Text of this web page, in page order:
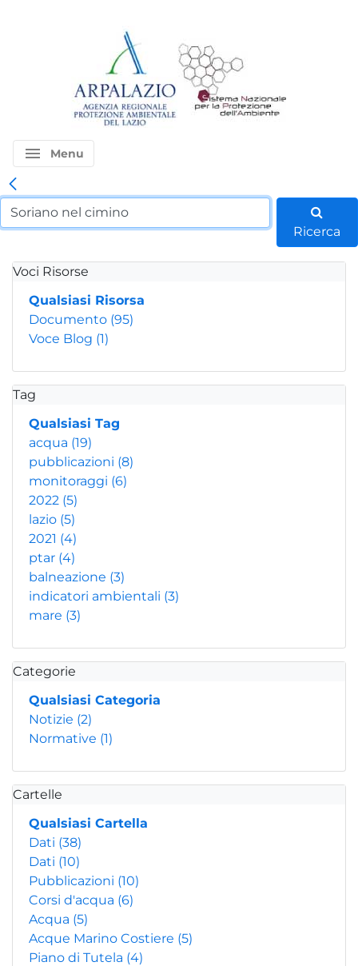
menu Menu
Ricerca
Voci Risorse
Qualsiasi Risorsa
Documento (95)
Voce Blog (1)
Tag
Qualsiasi Tag
acqua (19)
pubblicazioni (8)
monitoraggi (6)
2022 (5)
lazio (5)
2021 (4)
ptar (4)
balneazione (3)
indicatori ambientali (3)
mare (3)
Categorie
Qualsiasi Categoria
Notizie (2)
Normative (1)
Cartelle
Qualsiasi Cartella
Dati (38)
Dati (10)
Pubblicazioni (10)
Corsi d'acqua (6)
Acqua (5)
Acque Marino Costiere (5)
Piano di Tutela (4)